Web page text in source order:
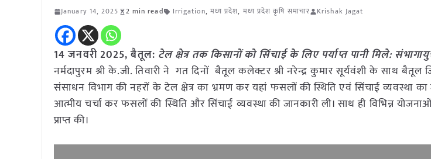
January 14, 2025 2 min read Irrigation, मध्य प्रदेश, मध्य प्रदेश कृषि समाचार Krishak Jagat
14 जनवरी 2025,बैतूल: टेल क्षेत्र तक किसानों को सिंचाई के लिए पर्याप्त पानी मिले:
नर्मदापुरम श्री के.जी. तिवारी ने गत दिनों बैतूल कलेक्टर श्री नरेन्द्र कुमार सूर्यवंशी के साथ
संसाधन विभाग की नहरों के टेल क्षेत्र का भ्रमण कर यहां फसलों की स्थिति एवं सिंचाई व्यवस्था का
आत्मीय चर्चा कर फसलों की स्थिति और सिंचाई व्यवस्था की जानकारी ली। साथ ही विभिन्न
प्राप्त की।